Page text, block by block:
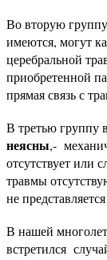
Во вторую
имеются, могут
церебральной
приобретенной
прямая связь с
В третью группу
неясны,-
отсутствует или
травмы
не
В нашей
встретился